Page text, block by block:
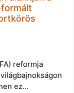
reformja
ez…